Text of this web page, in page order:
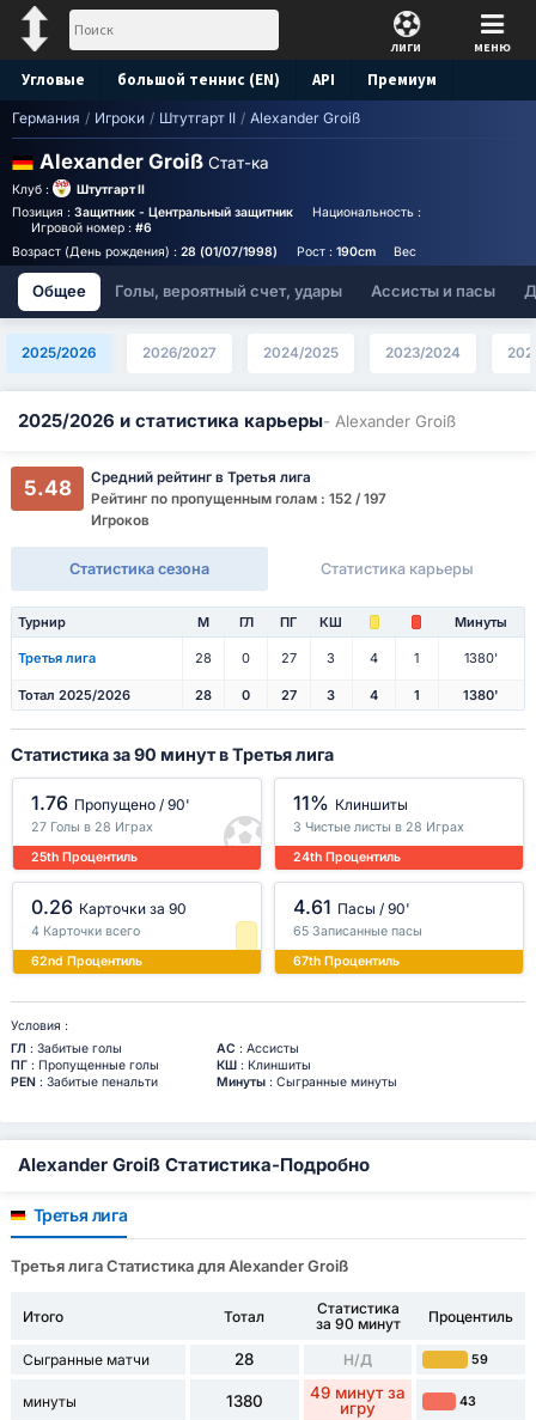
ЛИГИ МЕНЮ
Угловые большой теннис (EN) API Премиум
Прогноз
Германия / Игроки / Штутгарт II / Alexander Groiß
Alexander Groiß Стат-ка
Клуб :
Штутгарт II
Позиция : Защитник - Центральный защитник Национальность :
Игровой номер : #6
Возраст (День рождения) : 28 (01/07/1998) Рост : 190cm Вес :
Общее Голы, вероятный счет, удары Ассисты и пасы
2025/2026 2026/2027 2024/2025 2023/2024
2025/2026 и статистика карьеры- Alexander Groiß
5.48
Средний рейтинг в Третья лига
Рейтинг по пропущенным голам : 152 / 197
Игроков
Статистика сезона Статистика карьеры
Турнир М ГЛ ПГ КШ Минуты
Третья лига 28 0 27 3 4 1 1380'
Тотал 2025/2026 28 0 27 3 4 1 1380'
Статистика за 90 минут в Третья лига
1.76 Пропущено / 90'
27 Голы в 28 Играх
25th Процентиль
11% Клиншиты
3 Чистые листы в 28 Играх
24th Процентиль
0.26 Карточки за 90
4 Карточки всего
62nd Процентиль
4.61 Пасы / 90'
65 Записанные пасы
67th Процентиль
Условия :
ГЛ : Забитые голы АС : Ассисты
ПГ: Пропущенные голы КШ: Клиншиты
PEN : Забитые пенальти Минуты: Сыгранные минуты
Alexander Groiß Статистика-Подробно
Третья лига
Третья лига Статистика для Alexander Groiß
Итого Тотал
Статистика
за 90 минут
Процентиль
Сыгранные матчи 28 Н/Д 59
минуты 1380
49 минут за
игру
43